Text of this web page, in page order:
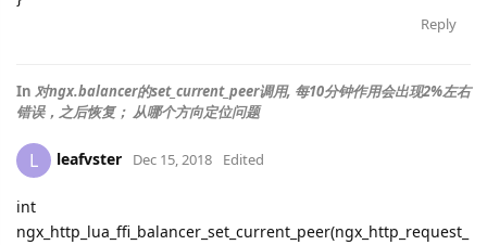
Reply
In 对ngx.balancer的set_current_peer调用, 每10分钟作用会出现2%左右
错误，之后恢复； 从哪个方向定位问题
L leafvster Dec 15, 2018 Edited
int
ngx_http_lua_ffi_balancer_set_current_peer(ngx_http_request_